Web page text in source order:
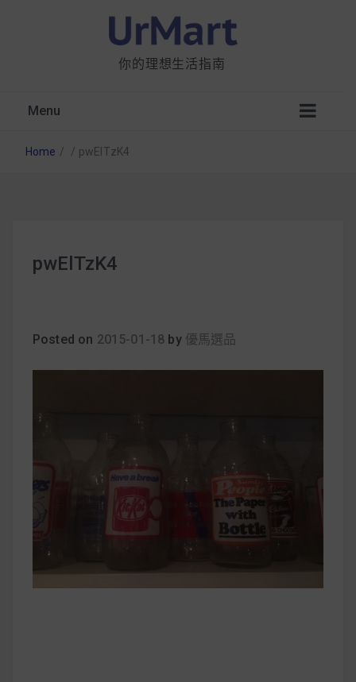
你的理想生活指南
Menu
析：成分、營養價值及其優缺點
健身重訓菜單
運動健身飲食建議
2020 年最新蛋白粉終極指南，讓你一次搞
Home / / pwElTzK4
pwElTzK4
Posted on 2015-01-18 by 優馬選品